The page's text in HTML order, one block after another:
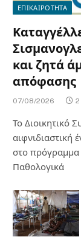
ΕΠΙΚΑΙΡΟΤΗΤΑ
και ζητά
απόφασης
07/08/2026 2
Το Διοικητικό
αιφνιδιαστική
στο πρόγραμμα
Παθολογικά